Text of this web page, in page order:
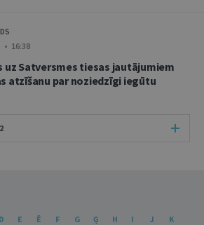
• 16:38
Satversmes tiesas jautājumiem
atzīšanu par noziedzīgi iegūtu
D E Ē F G Ģ H I J
K